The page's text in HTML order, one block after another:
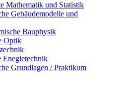
Mathematik und Statistik
Gebäudemodelle und
Bauphysik
Optik
Enegietechnik
Grundlagen / Praktikum